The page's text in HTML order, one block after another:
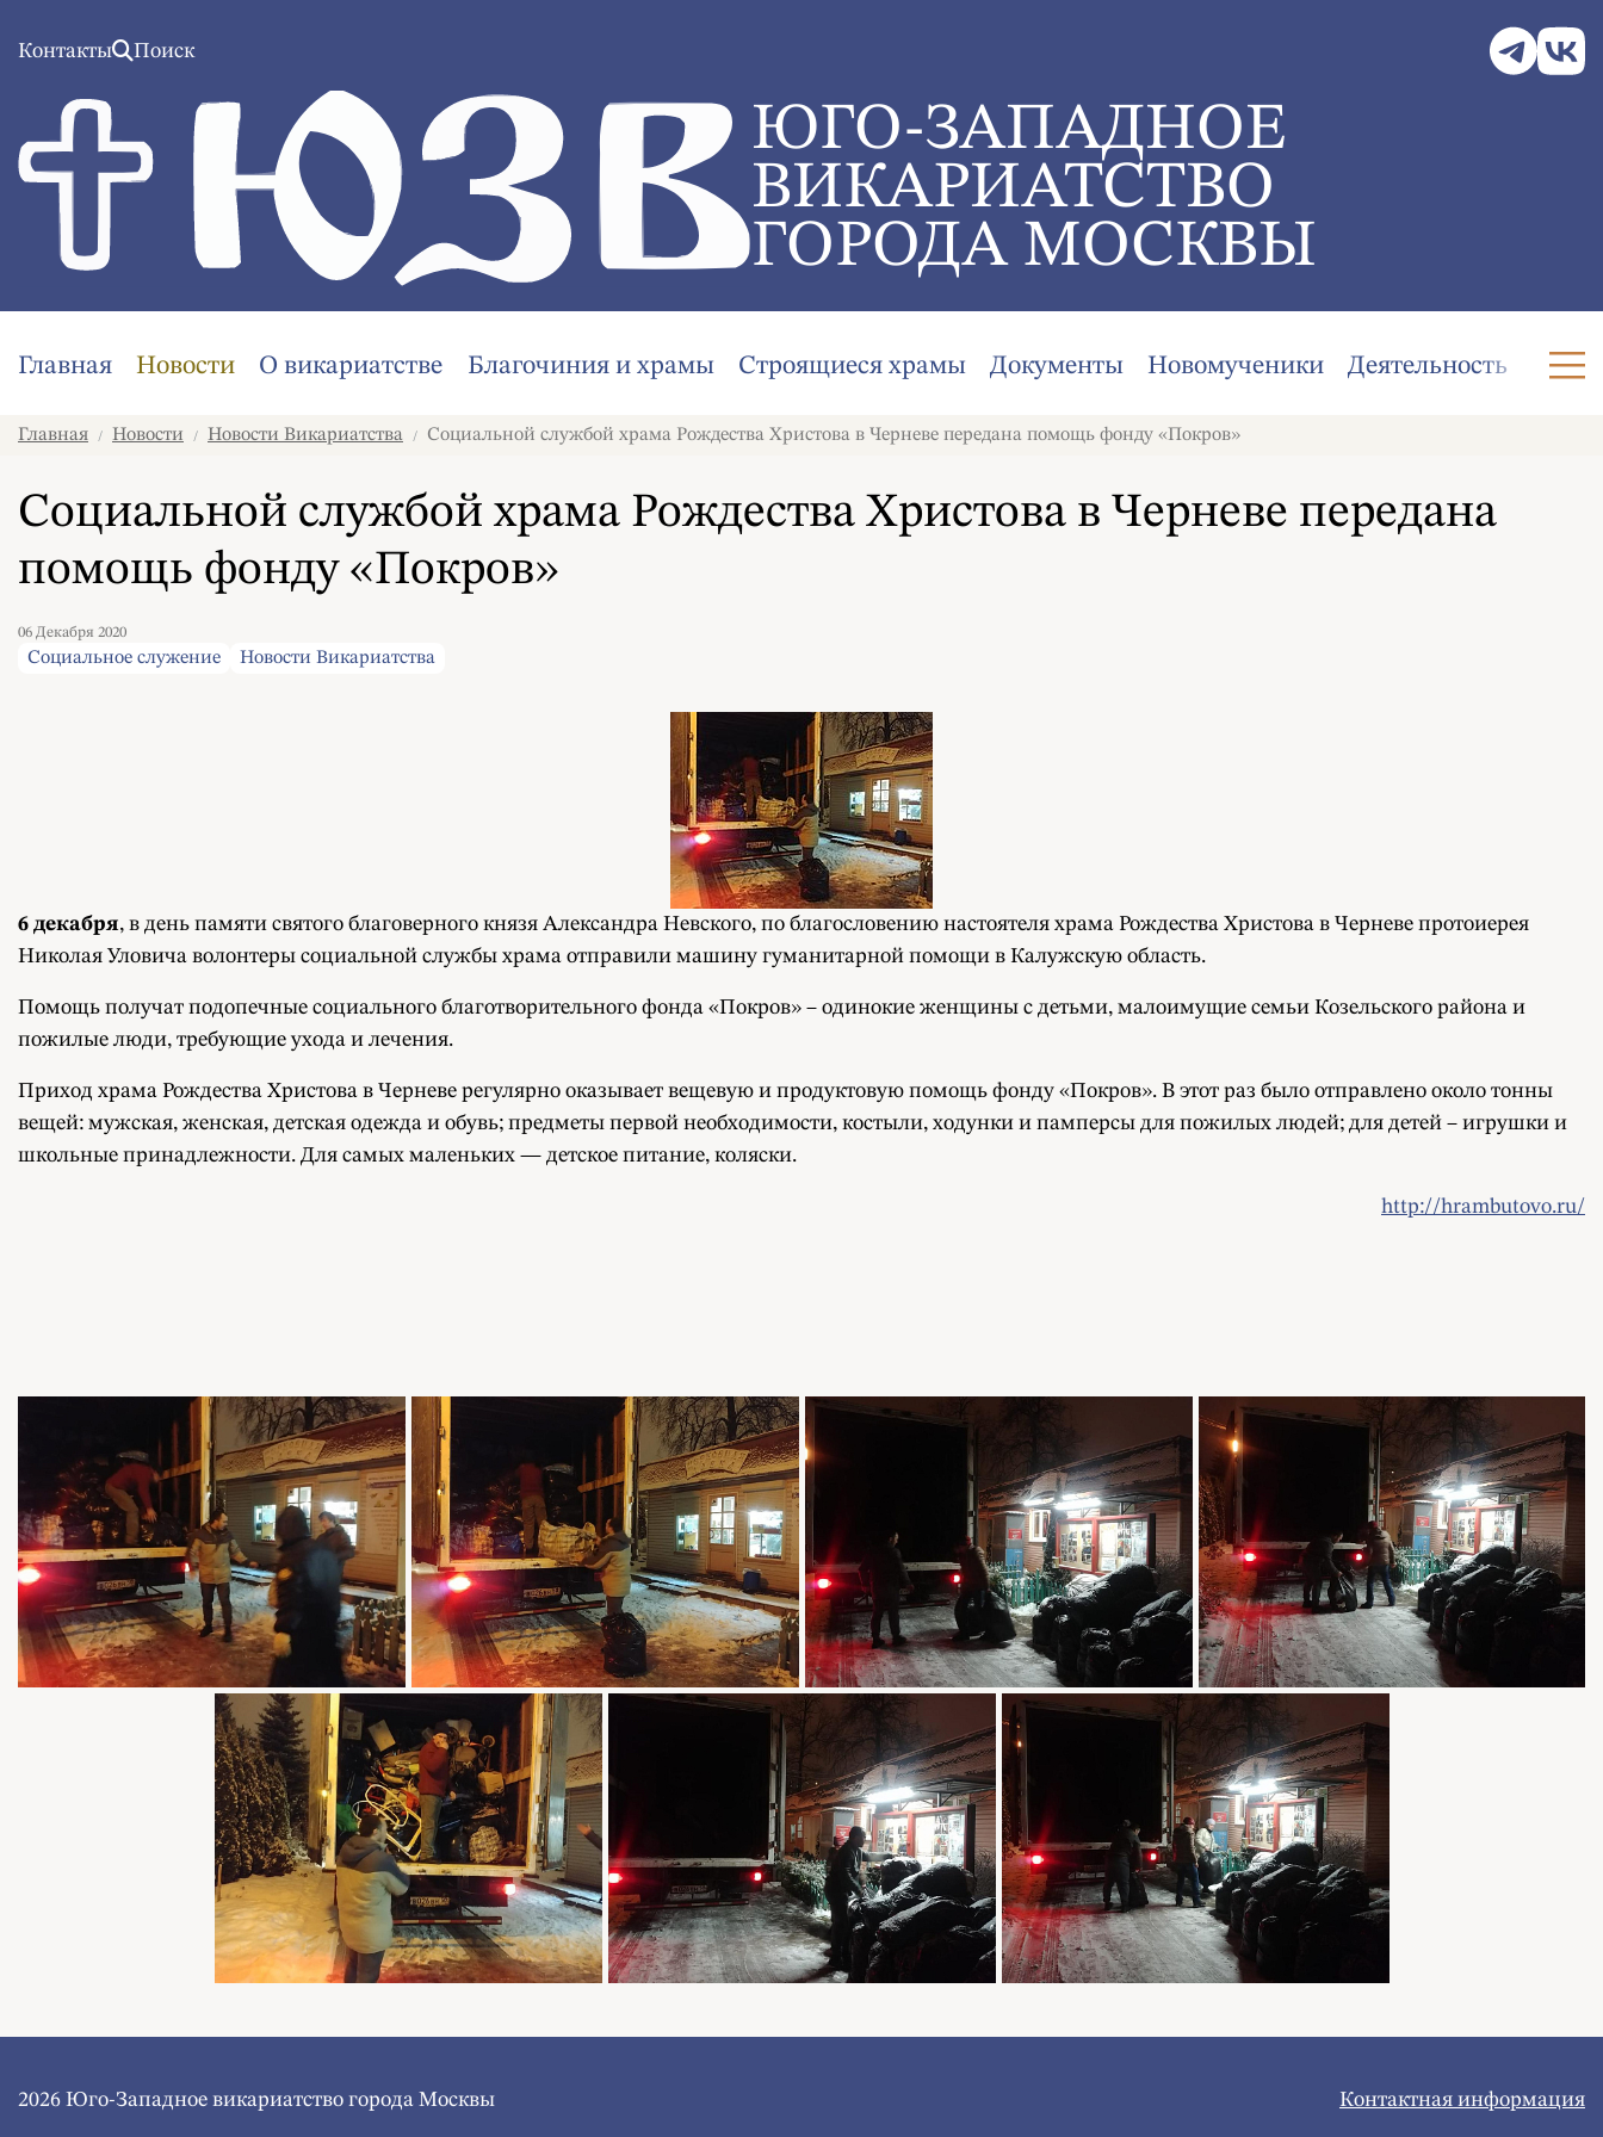
Контакты Поиск
ЮГО-ЗАПАДНОЕ
ВИКАРИАТСТВО
ГОРОДА МОСКВЫ
Главная Новости О викариатстве Благочиния и храмы Строящиеся храмы Документы Новомученики Деятельность
Главная / Новости / Новости Викариатства / Социальной службой храма Рождества Христова в Черневе передана помощь фонду «Покров»
Социальной службой храма Рождества Христова в Черневе передана
помощь фонду «Покров»
06 Декабря 2020
Социальное служение Новости Викариатства
6 декабря, в день памяти святого благоверного князя Александра Невского, по благословению настоятеля храма Рождества Христова в Черневе протоиерея
Николая Уловича волонтеры социальной службы храма отправили машину гуманитарной помощи в Калужскую область.
Помощь получат подопечные социального благотворительного фонда «Покров» – одинокие женщины с детьми, малоимущие семьи Козельского района и
пожилые люди, требующие ухода и лечения.
Приход храма Рождества Христова в Черневе регулярно оказывает вещевую и продуктовую помощь фонду «Покров». В этот раз было отправлено около тонны
вещей: мужская, женская, детская одежда и обувь; предметы первой необходимости, костыли, ходунки и памперсы для пожилых людей; для детей – игрушки и
школьные принадлежности. Для самых маленьких — детское питание, коляски.
http://hrambutovo.ru/
2026 Юго-Западное викариатство города Москвы Контактная информация